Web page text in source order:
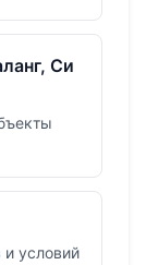
Си
условий